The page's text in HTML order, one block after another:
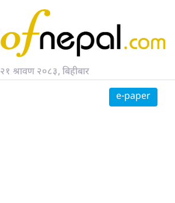
२१ श्रावण २०८३, बिहीबार
e-paper
सर्च गर्नुहोस्